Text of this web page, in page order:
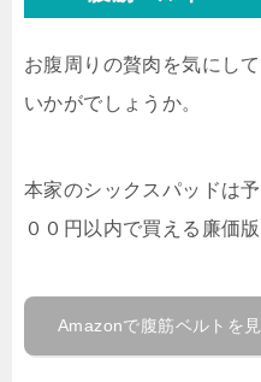
お腹周りの贅肉を気にし
いかがでしょうか。
本家のシックスパッドは
００円以内で買える廉価版
Amazonで腹筋ベルトを